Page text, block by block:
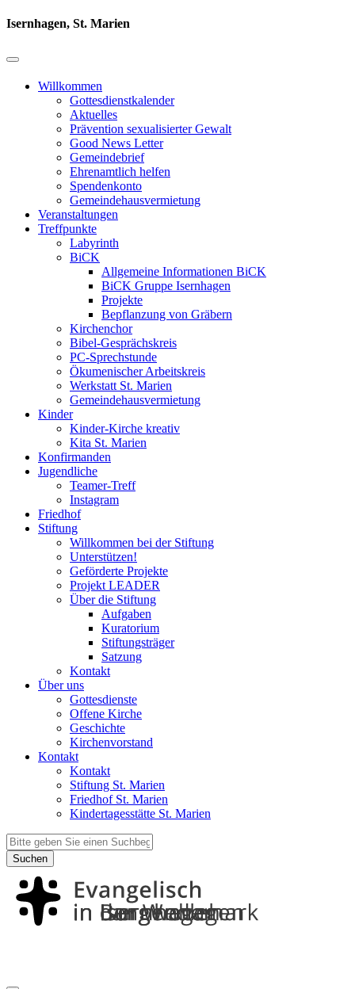
Isernhagen, St. Marien
Willkommen
Gottesdienstkalender
Aktuelles
Prävention sexualisierter Gewalt
Good News Letter
Gemeindebrief
Ehrenamtlich helfen
Spendenkonto
Gemeindehausvermietung
Veranstaltungen
Treffpunkte
Labyrinth
BiCK
Allgemeine Informationen BiCK
BiCK Gruppe Isernhagen
Projekte
Bepflanzung von Gräbern
Kirchenchor
Bibel-Gesprächskreis
PC-Sprechstunde
Ökumenischer Arbeitskreis
Werkstatt St. Marien
Gemeindehausvermietung
Kinder
Kinder-Kirche kreativ
Kita St. Marien
Konfirmanden
Jugendliche
Teamer-Treff
Instagram
Friedhof
Stiftung
Willkommen bei der Stiftung
Unterstützen!
Geförderte Projekte
Projekt LEADER
Über die Stiftung
Aufgaben
Kuratorium
Stiftungsträger
Satzung
Kontakt
Über uns
Gottesdienste
Offene Kirche
Geschichte
Kirchenvorstand
Kontakt
Kontakt
Stiftung St. Marien
Friedhof St. Marien
Kindertagesstätte St. Marien
Suchen